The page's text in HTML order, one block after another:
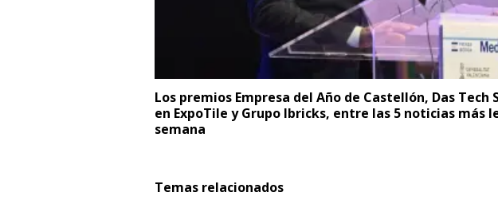
Los premios Empresa del Año de Castellón, Das
en ExpoTile y Grupo Ibricks, entre las 5 noticias más
semana
Temas relacionados